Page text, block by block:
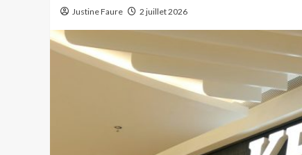
Justine Faure 2 juillet 2026